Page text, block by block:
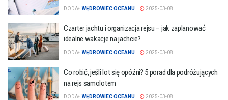
DODAŁ WĘDROWIEC OCEANU 2025-03-08
Czarter jachtu i organizacja rejsu – jak zaplanować
idealne wakacje na jachcie?
DODAŁ WĘDROWIEC OCEANU 2025-03-08
Co robić, jeśli lot się opóźni? 5 porad dla podróżujących
na rejs samolotem
DODAŁ WĘDROWIEC OCEANU 2025-03-08